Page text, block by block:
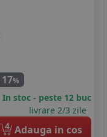
17%
In stoc - peste 12 buc
livrare 2/3 zile
4 Adauga in cos